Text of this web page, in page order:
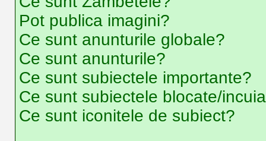
Pot publica imagini?
Ce sunt anunturile globale?
Ce sunt anunturile?
Ce sunt subiectele importante?
Ce sunt subiectele blocate/
Ce sunt iconitele de subiect?